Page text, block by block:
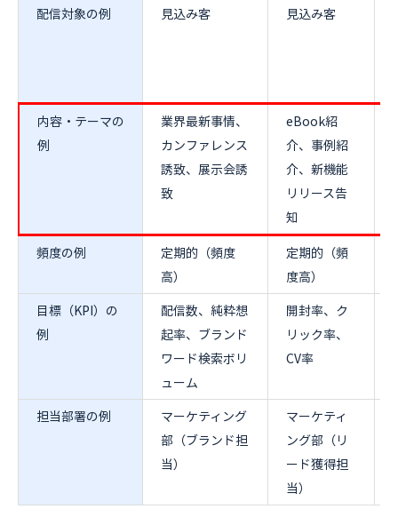
配信対象の例 見込み客 見込み客
内容・テーマの
例
業界最新事情、
カンファレンス
誘致、展示会誘
致
eBook紹
介、事例紹
介、新機能
リリース告
知
頻度の例
定期的（頻度
高）
定期的（頻
度高）
目標（KPI）の
例
配信数、純粋想
起率、ブランド
ワード検索ボリ
ューム
開封率、ク
リック率、
CV率
担当部署の例
マーケティング
部（ブランド担
当）
マーケティ
ング部（リ
ード獲得担
当）